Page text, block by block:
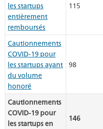
les startups
entièrement
remboursés
115
Cautionnements
COVID-19 pour
les startups ayant
du volume
honoré
98
Cautionnements
COVID-19 pour
les startups en
146